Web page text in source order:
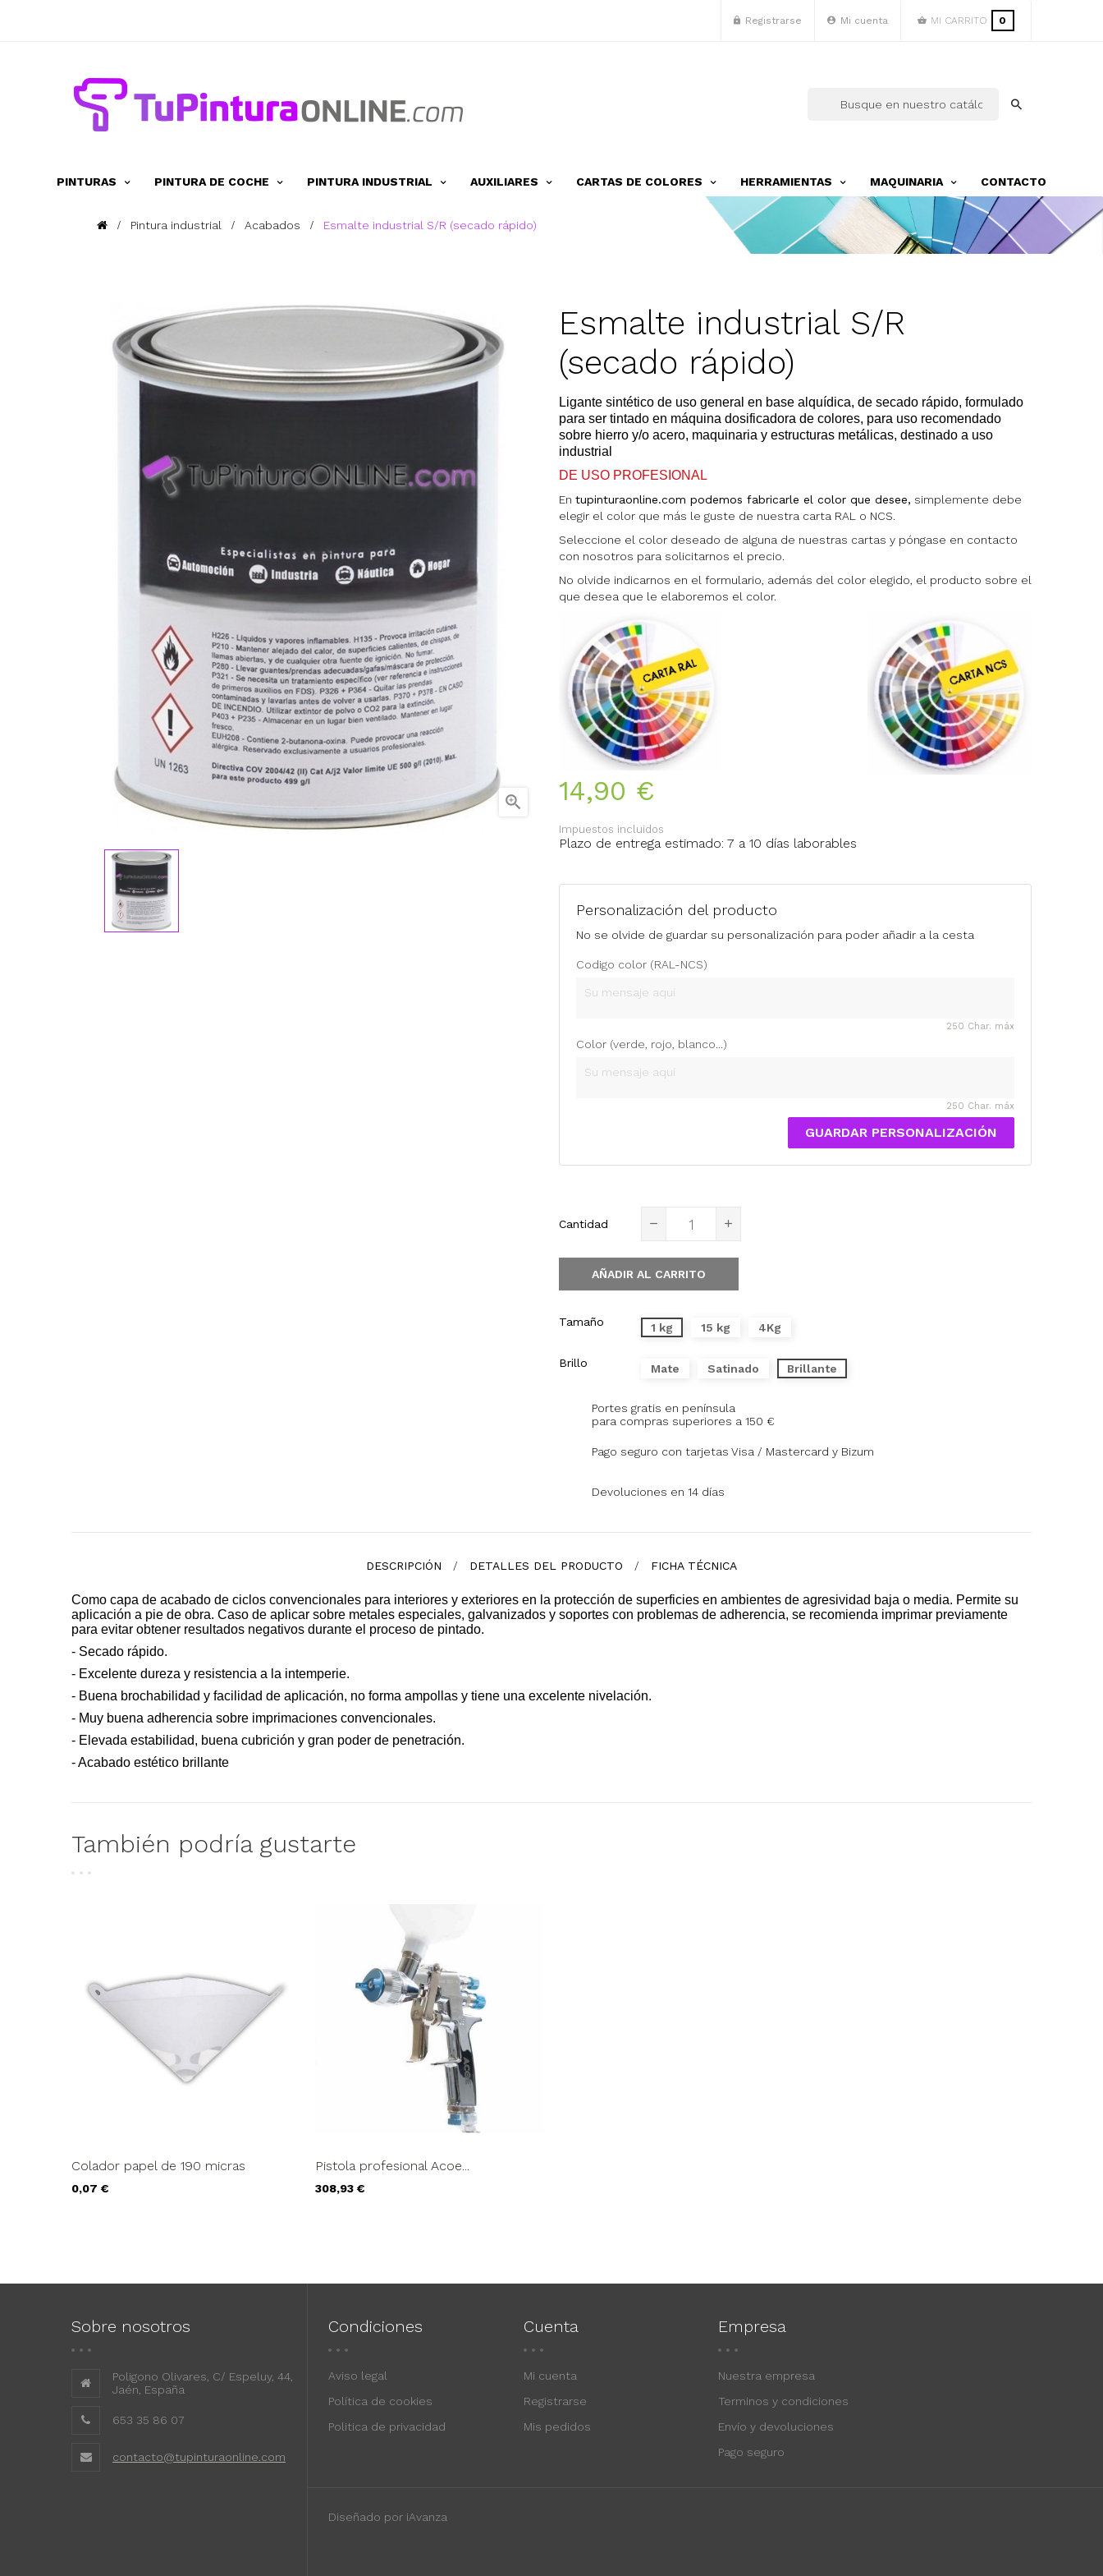
Registrarse Mi cuenta MI CARRITO 0
PINTURAS PINTURA DE COCHE PINTURA INDUSTRIAL AUXILIARES CARTAS DE COLORES HERRAMIENTAS MAQUINARIA CONTACTO
Pintura industrial Acabados Esmalte industrial S/R (secado rápido)

Esmalte industrial S/R
(secado rápido)
Ligante sintético de uso general en base alquídica, de secado rápido, formulado
para ser tintado en máquina dosificadora de colores, para uso recomendado
sobre hierro y/o acero, maquinaria y estructuras metálicas, destinado a uso
industrial
DE USO PROFESIONAL
En tupinturaonline.com podemos fabricarle el color que desee, simplemente debe
elegir el color que más le guste de nuestra carta RAL o NCS.
Seleccione el color deseado de alguna de nuestras cartas y póngase en contacto
con nosotros para solicitarnos el precio.
No olvide indicarnos en el formulario, además del color elegido, el producto sobre el
que desea que le elaboremos el color.
14,90 €
Impuestos incluidos
Plazo de entrega estimado: 7 a 10 días laborables
Personalización del producto
No se olvide de guardar su personalización para poder añadir a la cesta
Codigo color (RAL-NCS)
250 Char. máx
Color (verde, rojo, blanco...)
250 Char. máx
GUARDAR PERSONALIZACIÓN
Cantidad
AÑADIR AL CARRITO
Tamaño 1 kg 15 kg 4Kg
Brillo Mate Satinado Brillante
Portes gratis en península
para compras superiores a 150 €
Pago seguro con tarjetas Visa / Mastercard y Bizum
Devoluciones en 14 días
DESCRIPCIÓN DETALLES DEL PRODUCTO FICHA TÉCNICA
Como capa de acabado de ciclos convencionales para interiores y exteriores en la protección de superficies en ambientes de agresividad baja o media. Permite su
aplicación a pie de obra. Caso de aplicar sobre metales especiales, galvanizados y soportes con problemas de adherencia, se recomienda imprimar previamente
para evitar obtener resultados negativos durante el proceso de pintado.
- Secado rápido.
- Excelente dureza y resistencia a la intemperie.
- Buena brochabilidad y facilidad de aplicación, no forma ampollas y tiene una excelente nivelación.
- Muy buena adherencia sobre imprimaciones convencionales.
- Elevada estabilidad, buena cubrición y gran poder de penetración.
- Acabado estético brillante
También podría gustarte
Colador papel de 190 micras
Precio
0,07 €
Pistola profesional Acoe...
Precio
308,93 €
Sobre nosotros
Poligono Olivares, C/ Espeluy, 44,
Jaén, España
653 35 86 07
contacto@tupinturaonline.com
Condiciones
Aviso legal
Política de cookies
Politica de privacidad
Cuenta
Mi cuenta
Registrarse
Mis pedidos
Empresa
Nuestra empresa
Terminos y condiciones
Envío y devoluciones
Pago seguro
Diseñado por iAvanza